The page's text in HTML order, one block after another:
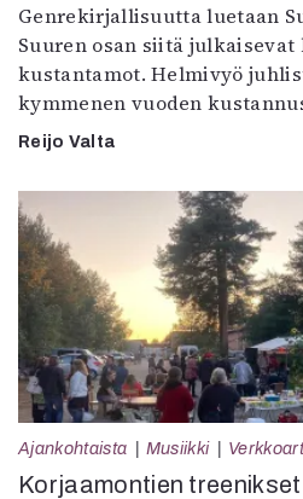
Genrekirjallisuutta luetaan
Suuren osan siitä
kustantamot. Helmivyö
kymmenen vuoden
Reijo Valta
Ajankohtaista Musiikki
Korjaamontien